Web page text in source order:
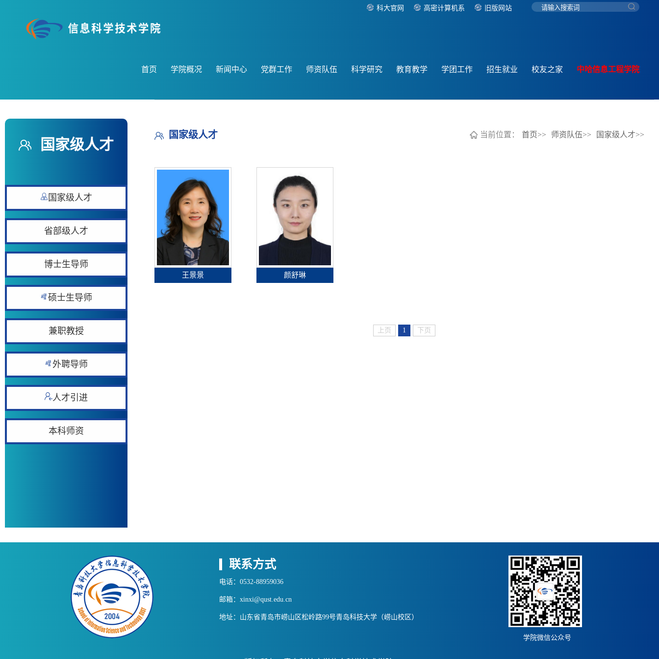
科大官网 高密计算机系 旧版网站
首页 学院概况 新闻中心 党群工作 师资队伍 科学研究 教育教学 学团工作 招生就业 校友之家 中哈信息工程学院
国家级人才
国家级人才
省部级人才
博士生导师
硕士生导师
兼职教授
外聘导师
人才引进
本科师资
国家级人才 当前位置： 首页>> 师资队伍>> 国家级人才>>
王景景 颜舒琳
上页 1 下页
联系方式
电话：0532-88959036
邮箱：xinxi@qust.edu.cn
地址：山东省青岛市崂山区松岭路99号青岛科技大学（崂山校区）
学院微信公众号